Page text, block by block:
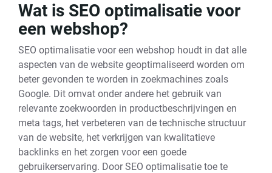
Wat is SEO optimalisatie voor
een webshop?
SEO optimalisatie voor een webshop houdt in dat alle
aspecten van de website geoptimaliseerd worden om
beter gevonden te worden in zoekmachines zoals
Google. Dit omvat onder andere het gebruik van
relevante zoekwoorden in productbeschrijvingen en
meta tags, het verbeteren van de technische structuur
van de website, het verkrijgen van kwalitatieve
backlinks en het zorgen voor een goede
gebruikerservaring. Door SEO optimalisatie toe te